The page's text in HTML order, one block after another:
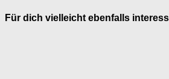
Für dich vielleicht ebenfalls